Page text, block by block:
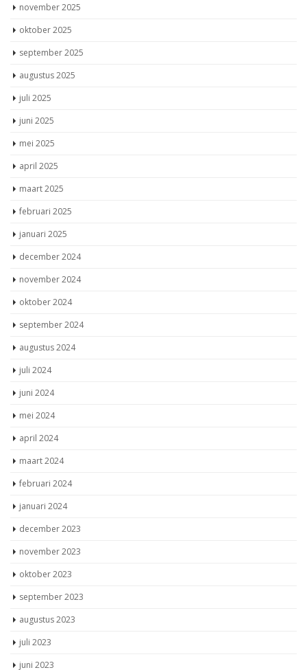
november 2025
oktober 2025
september 2025
augustus 2025
juli 2025
juni 2025
mei 2025
april 2025
maart 2025
februari 2025
januari 2025
december 2024
november 2024
oktober 2024
september 2024
augustus 2024
juli 2024
juni 2024
mei 2024
april 2024
maart 2024
februari 2024
januari 2024
december 2023
november 2023
oktober 2023
september 2023
augustus 2023
juli 2023
juni 2023